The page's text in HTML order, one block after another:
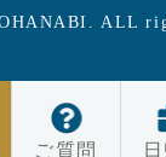
ALL
ご質問